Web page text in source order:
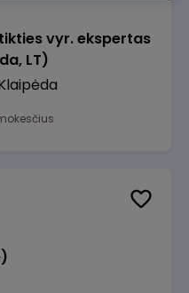
vyr. ekspertas
LT)